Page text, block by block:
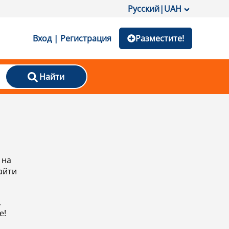
Русский|UAH
Вход | Регистрация Разместите!
Найти